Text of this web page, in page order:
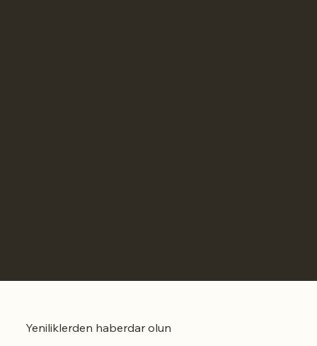
Yeniliklerden haberdar olun